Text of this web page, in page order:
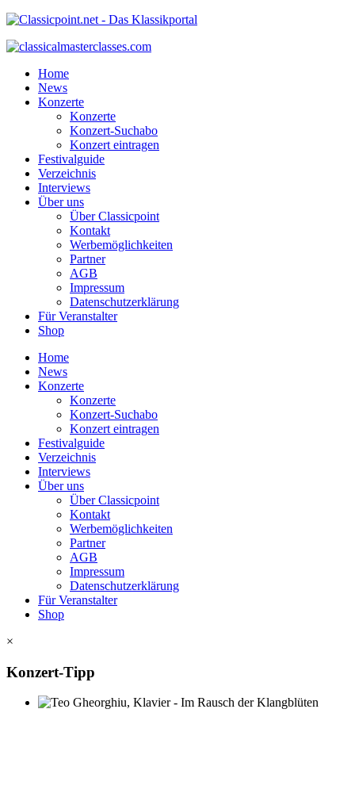
Home
News
Konzerte
Konzerte
Konzert-Suchabo
Konzert eintragen
Festivalguide
Verzeichnis
Interviews
Über uns
Über Classicpoint
Kontakt
Werbemöglichkeiten
Partner
AGB
Impressum
Datenschutzerklärung
Für Veranstalter
Shop
Home
News
Konzerte
Konzerte
Konzert-Suchabo
Konzert eintragen
Festivalguide
Verzeichnis
Interviews
Über uns
Über Classicpoint
Kontakt
Werbemöglichkeiten
Partner
AGB
Impressum
Datenschutzerklärung
Für Veranstalter
Shop
×
Konzert-Tipp